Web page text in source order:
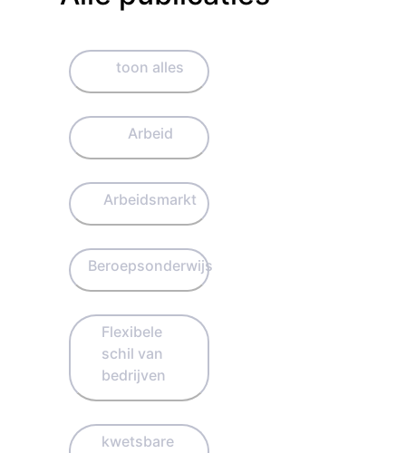
toon alles
Arbeid
Arbeidsmarkt
Beroepsonderwijs
Flexibele
schil van
bedrijven
kwetsbare